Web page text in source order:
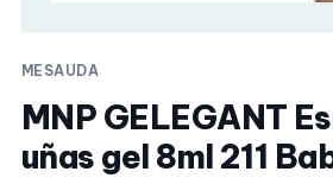
MESAUDA
MNP GELEGANT
uñas gel 8ml 211